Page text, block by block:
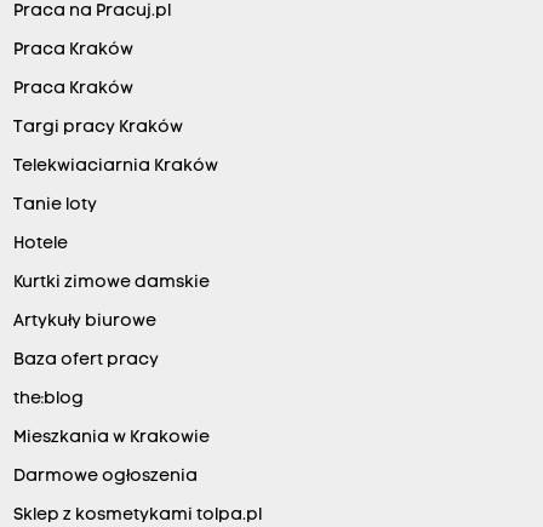
Praca na Pracuj.pl
Praca Kraków
Praca Kraków
Targi pracy Kraków
Telekwiaciarnia Kraków
Tanie loty
Hotele
Kurtki zimowe damskie
Artykuły biurowe
Baza ofert pracy
the:blog
Mieszkania w Krakowie
Darmowe ogłoszenia
Sklep z kosmetykami tolpa.pl